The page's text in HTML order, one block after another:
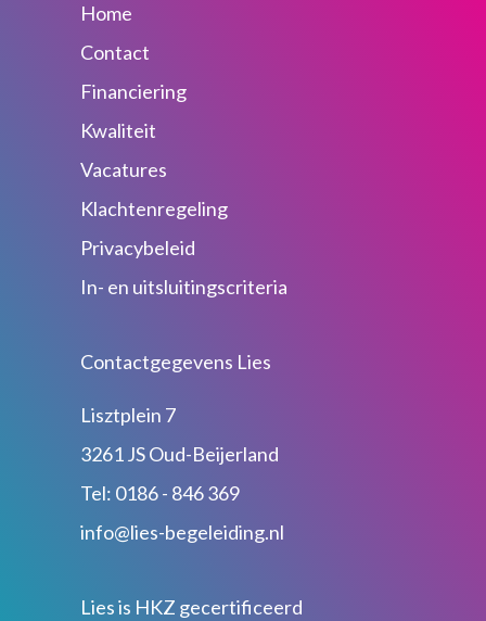
Home
Contact
Financiering
Kwaliteit
Vacatures
Klachtenregeling
Privacybeleid
In- en uitsluitingscriteria
Contactgegevens Lies
Lisztplein 7
3261 JS Oud-Beijerland
Tel: 0186 - 846 369
info@lies-begeleiding.nl
Lies is HKZ gecertificeerd